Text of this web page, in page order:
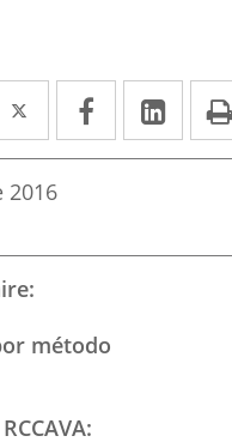
Twitter
Enlace
a
una
externa.
Facebook
Enlace
a
externa.
a
2016
método